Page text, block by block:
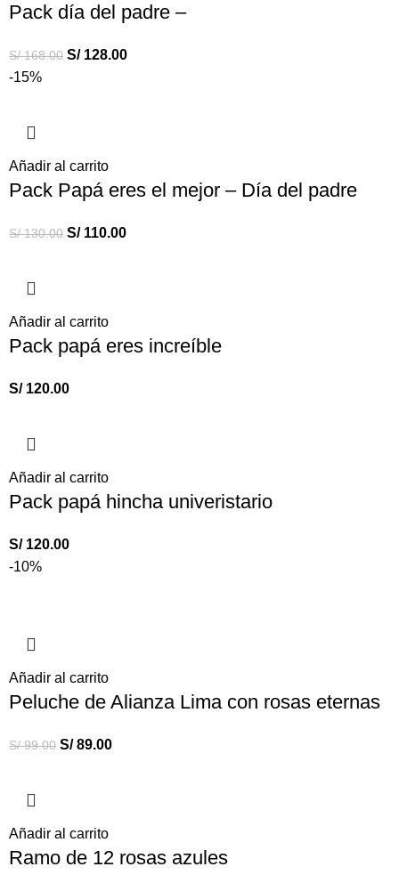
Pack día del padre –
S/168.00 S/128.00
-15%
Añadir al carrito
Pack Papá eres el mejor – Día del padre
S/130.00 S/110.00
Añadir al carrito
Pack papá eres increíble
S/120.00
Añadir al carrito
Pack papá hincha univeristario
S/120.00
-10%
Añadir al carrito
Peluche de Alianza Lima con rosas eternas
S/99.00 S/89.00
Añadir al carrito
Ramo de 12 rosas azules